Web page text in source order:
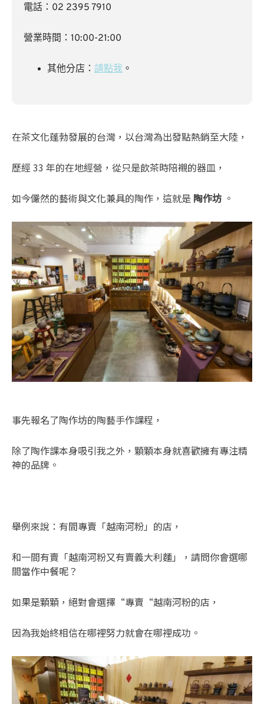
電話：02 2395 7910
營業時間：10:00-21:00
其他分店： 請點我 。
在茶文化蓬勃發展的台灣，以台灣為出發點熱銷至大陸，
歷經 33 年的在地經營，從只是飲茶時陪襯的器皿，
如今儼然的藝術與文化兼具的陶作，這就是 陶作坊 。
事先報名了陶作坊的陶藝手作課程，
除了陶作課本身吸引我之外，顆顆本身就喜歡擁有專注精
神的品牌。
舉例來說：有間專賣「越南河粉」的店，
和一間有賣「越南河粉又有賣義大利麵」，請問你會選哪
間當作中餐呢？
如果是顆顆，絕對會選擇“專賣“越南河粉的店，
因為我始終相信在哪裡努力就會在哪裡成功。